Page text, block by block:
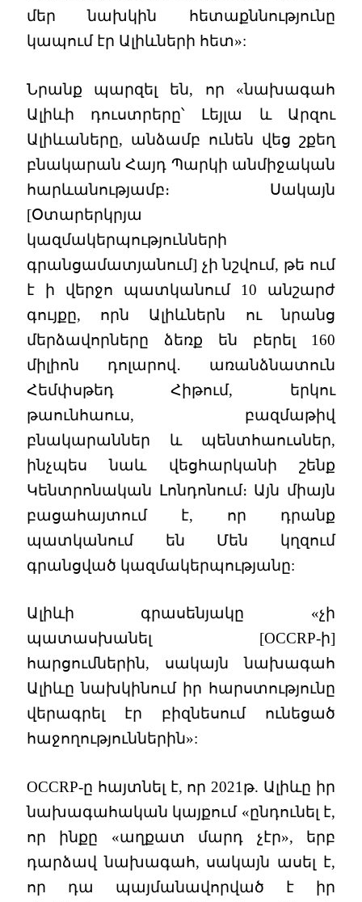
մեր նախկին հետաքննությունը
կապում էր Ալիևների հետ»:
Նրանք պարզել են, որ «նախագահ
Ալիևի դուստրերը՝ Լեյլա և Արզու
Ալիևաները, անձամբ ունեն վեց շքեղ
բնակարան Հայդ Պարկի անմիջական
հարևանությամբ։ Սակայն
[Օտարերկրյա
կազմակերպությունների
գրանցամատյանում] չի նշվում, թե ում
է ի վերջո պատկանում 10 անշարժ
գույքը, որն Ալիևներն ու նրանց
մերձավորները ձեռք են բերել 160
միլիոն դոլարով․ առանձնատուն
Հեմփսթեդ Հիթում, երկու
թաունհաուս, բազմաթիվ
բնակարաններ և պենտհաուսներ,
ինչպես նաև վեցհարկանի շենք
Կենտրոնական Լոնդոնում։ Այն միայն
բացահայտում է, որ դրանք
պատկանում են Մեն կղզում
գրանցված կազմակերպությանը:
Ալիևի գրասենյակը «չի
պատասխանել [OCCRP-ի]
հարցումներին, սակայն նախագահ
Ալիևը նախկինում իր հարստությունը
վերագրել էր բիզնեսում ունեցած
հաջողություններին»:
OCCRP-ը հայտնել է, որ 2021թ. Ալիևը իր
նախագահական կայքում «ընդունել է,
որ ինքը «աղքատ մարդ չէր», երբ
դարձավ նախագահ, սակայն ասել է,
որ դա պայմանավորված է իր